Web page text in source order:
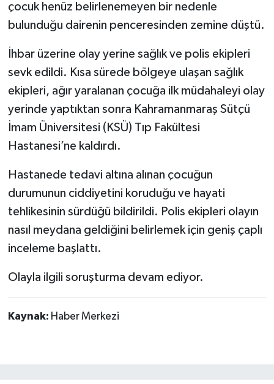
çocuk henüz belirlenemeyen bir nedenle
bulunduğu dairenin penceresinden zemine düştü.
İhbar üzerine olay yerine sağlık ve polis ekipleri
sevk edildi. Kısa sürede bölgeye ulaşan sağlık
ekipleri, ağır yaralanan çocuğa ilk müdahaleyi olay
yerinde yaptıktan sonra Kahramanmaraş Sütçü
İmam Üniversitesi (KSÜ) Tıp Fakültesi
Hastanesi’ne kaldırdı.
Hastanede tedavi altına alınan çocuğun
durumunun ciddiyetini koruduğu ve hayati
tehlikesinin sürdüğü bildirildi. Polis ekipleri olayın
nasıl meydana geldiğini belirlemek için geniş çaplı
inceleme başlattı.
Olayla ilgili soruşturma devam ediyor.
Kaynak: Haber Merkezi